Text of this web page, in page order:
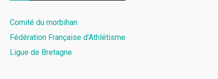
Comité du morbihan
Fédération Française d’Athlétisme
Ligue de Bretagne